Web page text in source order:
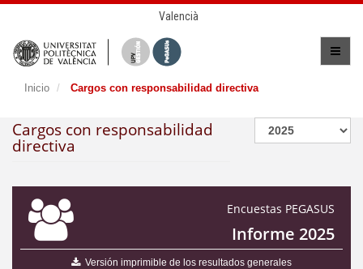
Valencià
Inicio Cargos con responsabilidad directiva
Cargos con responsabilidad
directiva
Encuestas PEGASUS
Informe 2025
Versión imprimible de los resultados generales